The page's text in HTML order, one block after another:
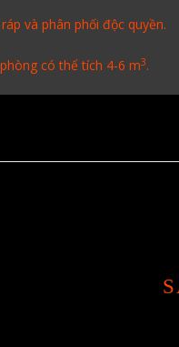
và phân phối độc quyền.
có thể tích 4-6 m3.